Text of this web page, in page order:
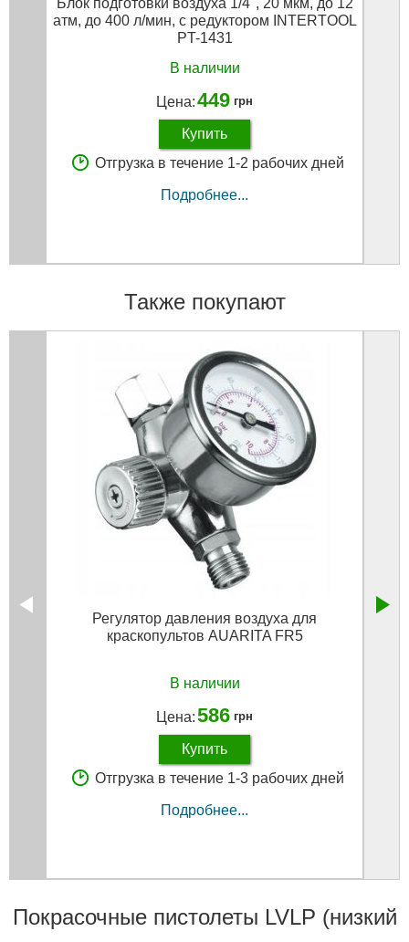
Блок подготовки воздуха 1/4", 20 мкм, до 12
атм, до 400 л/мин, с редуктором INTERTOOL
PT-1431
В наличии
Цена:449 грн
Купить
Отгрузка в течение 1-2 рабочих дней
Подробнее...
Также покупают
Регулятор давления воздуха для
краскопультов AUARITA FR5
В наличии
Цена:586 грн
Купить
Отгрузка в течение 1-3 рабочих дней
Подробнее...
Покрасочные пистолеты LVLP (низкий